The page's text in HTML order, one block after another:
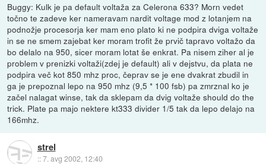
Buggy: Kulk je pa default voltaža za Celerona 633? Morn vedet
točno te zadeve ker nameravam nardit voltage mod z lotanjem na
podnožje procesorja ker mam eno plato ki ne podpira dviga voltaže
in se ne smem zajebat ker moram trofit že prvič tapravo voltažo da
bo delalo na 950, sicer moram lotat še enkrat. Pa nisem ziher al je
problem v prenizki voltaži(zdej je default) ali v dejstvu, da plata ne
podpira več kot 850 mhz proc, čeprav se je ene dvakrat zbudil in
ga je prepoznal lepo na 950 mhz (9,5 * 100 fsb) pa zmrznal ko je
začel nalagat winse, tak da sklepam da dvig voltaže should do the
trick. Plate pa majo nektere kt333 divider 1/5 tak da lepo delajo na
166mhz.
strel
::7. avg 2002, 12:40